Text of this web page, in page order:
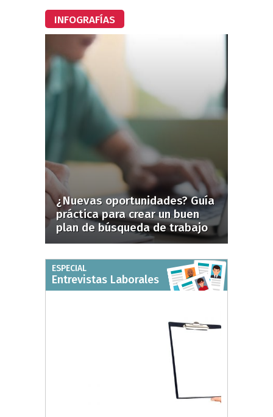
INFOGRAFÍAS
¿Nuevas oportunidades? Guía
práctica para crear un buen
plan de búsqueda de trabajo
ESPECIAL
Entrevistas Laborales